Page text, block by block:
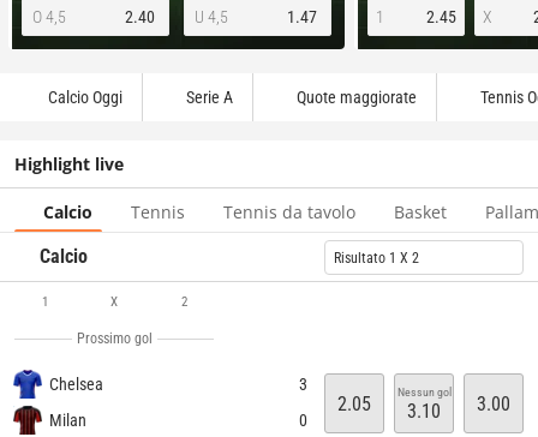
O 4,5 2.40 U 4,5 1.47 1 2.45 X
Calcio Oggi Serie A Quote maggiorate Tennis
Highlight live
Calcio Tennis Tennis da tavolo Basket
Calcio
Risultato 1 X 2
1 X 2
Prossimo gol
Chelsea
Milan
3
0
2.05
Nessun gol
3.10 3.00